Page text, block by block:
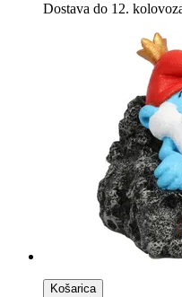
Dostava do 12.
Košarica